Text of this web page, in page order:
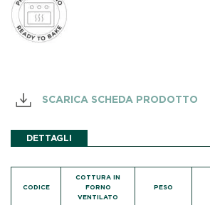
SCARICA SCHEDA PRODOTTO
DETTAGLI
CODICE
COTTURA IN
FORNO
VENTILATO
PESO